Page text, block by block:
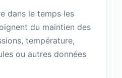
dans le temps les
du maintien des
température,
ou autres données